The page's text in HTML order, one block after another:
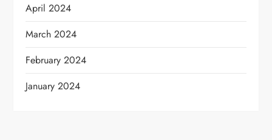
April 2024
March 2024
February 2024
January 2024